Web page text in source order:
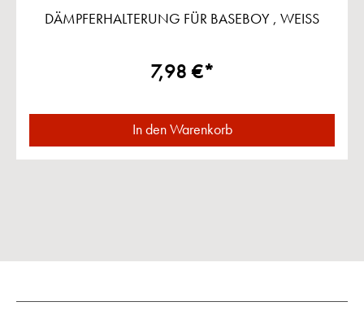
DÄMPFERHALTERUNG FÜR BASEBOY , WEISS
7,98 €*
In den Warenkorb